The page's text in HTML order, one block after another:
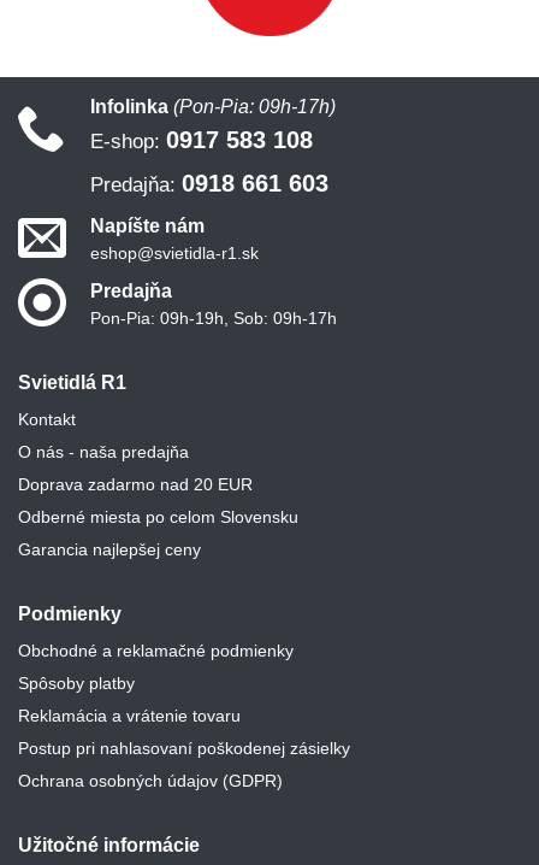
Svietidlá R1
Kontakt
O nás - naša predajňa
Doprava zadarmo nad 20 EUR
Odberné miesta po celom Slovensku
Garancia najlepšej ceny
Podmienky
Obchodné a reklamačné podmienky
Spôsoby platby
Reklamácia a vrátenie tovaru
Postup pri nahlasovaní poškodenej zásielky
Ochrana osobných údajov (GDPR)
Užitočné informácie
Infolinka (Pon-Pia: 09h-17h)
E-shop: 0917 583 108
Predajňa: 0918 661 603
Napíšte nám
eshop@svietidla-r1.sk
Predajňa
Pon-Pia: 09h-19h, Sob: 09h-17h